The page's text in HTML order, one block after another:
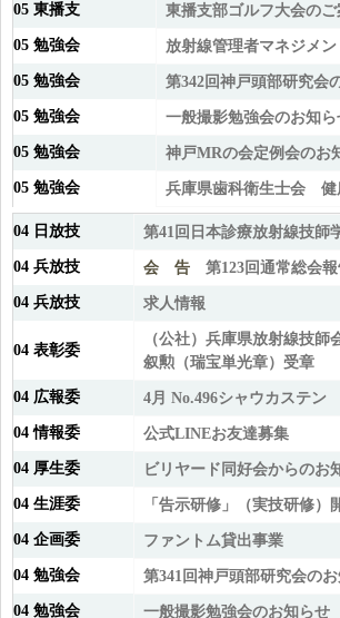
05 東播支 東播支部ゴルフ大会のご
05 勉強会 放射線管理者マネジメ
05 勉強会 第342回神戸頭部研究会
05 勉強会 一般撮影勉強会のお知ら
05 勉強会 神戸MRの会定例会のお
05 勉強会 兵庫県歯科衛生士会 健
04 日放技 第41回日本診療放射線技師
04 兵放技 会 告 第123回通常総会報
04 兵放技 求人情報
04 表彰委
（公社）兵庫県放射線技師
叙勲（瑞宝単光章）受章
04 広報委 4月 No.496シャウカステン
04 情報委 公式LINEお友達募集
04 厚生委 ビリヤード同好会からのお
04 生涯委 「告示研修」（実技研修）
04 企画委 ファントム貸出事業
04 勉強会 第341回神戸頭部研究会の
04 勉強会 一般撮影勉強会のお知らせ